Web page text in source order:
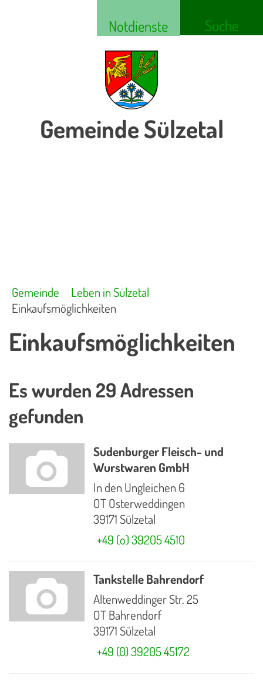
Notdienste Suche
Gemeinde Sülzetal
Gemeinde
Leben in Sülzetal
Einkaufsmöglichkeiten
Einkaufsmöglichkeiten
Es wurden 29 Adressen
gefunden
Sudenburger Fleisch- und
Wurstwaren GmbH
In den Ungleichen 6
OT Osterweddingen
39171 Sülzetal
+49 (o) 39205 4510
Tankstelle Bahrendorf
Altenweddinger Str. 25
OT Bahrendorf
39171 Sülzetal
+49 (0) 39205 45172